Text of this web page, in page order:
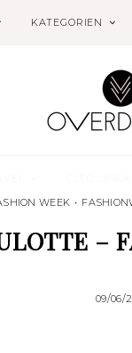
KATEGORIEN
WEEK •
–
09/06/